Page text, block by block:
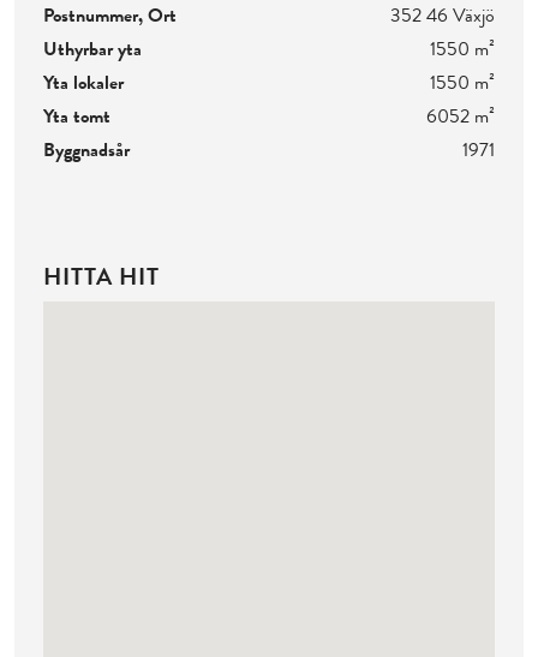
Postnummer, Ort
352 46 Växjö
Uthyrbar yta
1550 m²
Yta lokaler
1550 m²
Yta tomt
6052 m²
Byggnadsår
1971
HITTA HIT